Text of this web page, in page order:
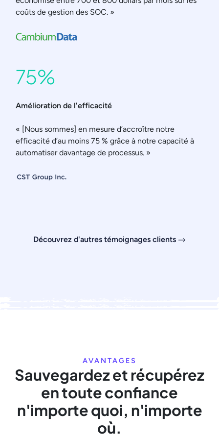
coûts de gestion des SOC. »
75%
Amélioration de l'efficacité
« [Nous sommes] en mesure d’accroître notre
efficacité d’au moins 75 % grâce à notre capacité à
automatiser davantage de processus. »
Découvrez d'autres témoignages clients
AVANTAGES
Sauvegardez et récupérez
en toute confiance
n'importe quoi, n'importe
où.